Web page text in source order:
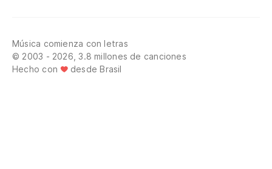
Música comienza con letras
© 2003 - 2026, 3.8 millones de canciones
Hecho con
desde Brasil